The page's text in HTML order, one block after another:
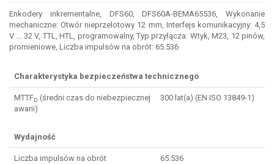
Enkodery inkrementalne, DFS60, DFS60A-BEMA65536, Wykonanie
mechaniczne: Otwór nieprzelotowy 12 mm, Interfejs komunikacyjny: 4,5
V ... 32 V, TTL, HTL, programowalny, Typ przyłącza: Wtyk, M23, 12 pinów,
promieniowe, Liczba impulsów na obrót: 65.536
Charakterystyka bezpieczeństwa technicznego
MTTFD (średni czas do niebezpiecznej
awarii)
300 lat(a) (EN ISO 13849-1)
Wydajność
Liczba impulsów na obrót 65.536